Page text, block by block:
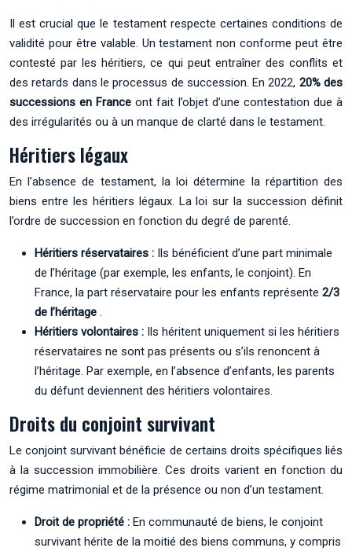
Il est crucial que le testament respecte certaines conditions de
validité pour être valable. Un testament non conforme peut être
contesté par les héritiers, ce qui peut entraîner des conflits et
des retards dans le processus de succession. En 2022, 20% des
successions en Franceont fait l’objet d’une contestation due à
des irrégularités ou à un manque de clarté dans le testament.
Héritiers légaux
En l’absence de testament, la loi détermine la répartition des
biens entre les héritiers légaux. La loi sur la succession définit
l’ordre de succession en fonction du degré de parenté.
Héritiers réservataires : Ils bénéficient d’une part minimale
de l’héritage (par exemple, les enfants, le conjoint). En
France, la part réservataire pour les enfants représente 2/3
de l’héritage .
Héritiers volontaires : Ils héritent uniquement si les héritiers
réservataires ne sont pas présents ou s’ils renoncent à
l’héritage. Par exemple, en l’absence d’enfants, les parents
du défunt deviennent des héritiers volontaires.
Droits du conjoint survivant
Le conjoint survivant bénéficie de certains droits spécifiques liés
à la succession immobilière. Ces droits varient en fonction du
régime matrimonial et de la présence ou non d’un testament.
Droit de propriété : En communauté de biens, le conjoint
survivant hérite de la moitié des biens communs, y compris